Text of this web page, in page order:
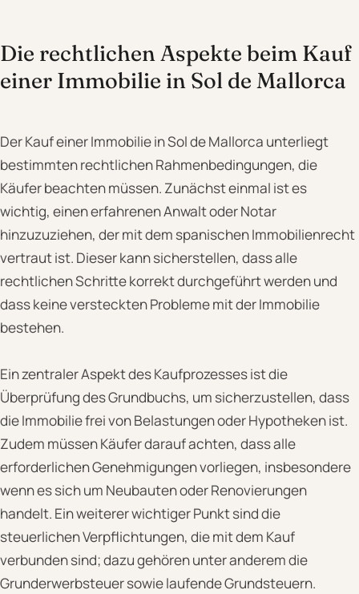
Die rechtlichen Aspekte beim Kauf
einer Immobilie in Sol de Mallorca
Der Kauf einer Immobilie in Sol de Mallorca unterliegt
bestimmten rechtlichen Rahmenbedingungen, die
Käufer beachten müssen. Zunächst einmal ist es
wichtig, einen erfahrenen Anwalt oder Notar
hinzuzuziehen, der mit dem spanischen Immobilienrecht
vertraut ist. Dieser kann sicherstellen, dass alle
rechtlichen Schritte korrekt durchgeführt werden und
dass keine versteckten Probleme mit der Immobilie
bestehen.
Ein zentraler Aspekt des Kaufprozesses ist die
Überprüfung des Grundbuchs, um sicherzustellen, dass
die Immobilie frei von Belastungen oder Hypotheken ist.
Zudem müssen Käufer darauf achten, dass alle
erforderlichen Genehmigungen vorliegen, insbesondere
wenn es sich um Neubauten oder Renovierungen
handelt. Ein weiterer wichtiger Punkt sind die
steuerlichen Verpflichtungen, die mit dem Kauf
verbunden sind; dazu gehören unter anderem die
Grunderwerbsteuer sowie laufende Grundsteuern.